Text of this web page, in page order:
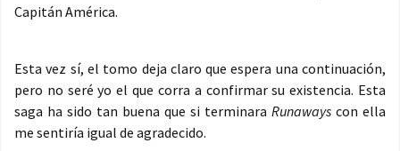
Capitán América.
Esta vez sí, el tomo deja claro que espera una continuación,
pero no seré yo el que corra a confirmar su existencia. Esta
saga ha sido tan buena que si terminara Runaways con ella
me sentiría igual de agradecido.